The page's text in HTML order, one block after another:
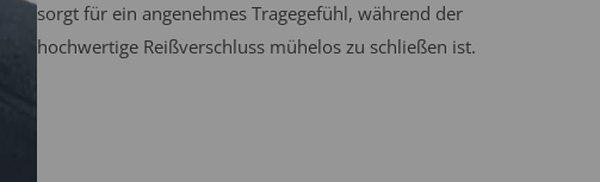
sorgt für ein angenehmes Tragegefühl, während der
hochwertige Reißverschluss mühelos zu schließen ist.